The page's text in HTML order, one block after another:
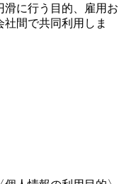
に行う目的、雇用お
間で共同利用しま